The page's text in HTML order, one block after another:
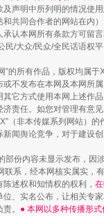
麦地、白藏房
声明中所列明的情况使
和共同合作者的网站在内）
认本网所有条款方可留
民/大众/民众/全民话语权
”的所有作品，版权均属
不发布在本网及本网所
它方式使用本网上述作
责任。如您对管理有意
（非本传媒系列网站）
闻舆论竞争，对于建设
部份内容未显示发布，因
联系，经本网核实属实，
述权和知情权的权利，
、实名公布，让相关专
。 ● 本网以多种传播形